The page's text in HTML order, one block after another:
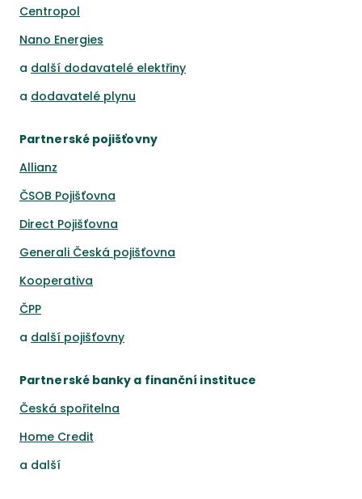
Centropol
Nano Energies
a další dodavatelé elektřiny
a dodavatelé plynu
Partnerské pojišťovny
Allianz
ČSOB Pojišťovna
Direct Pojišťovna
Generali Česká pojišťovna
Kooperativa
ČPP
a další pojišťovny
Partnerské banky a finanční instituce
Česká spořitelna
Home Credit
a další